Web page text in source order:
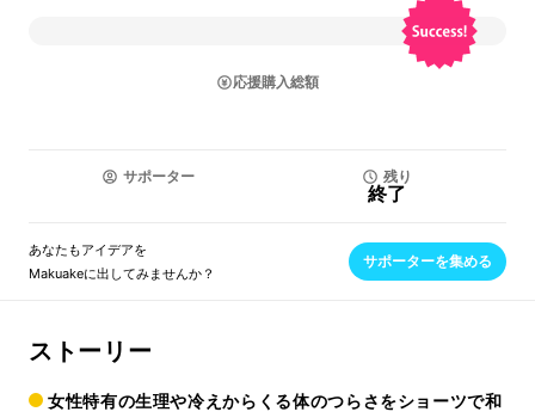
応援購入総額
サポーター 残り
終了
あなたもアイデアを
Makuakeに出してみませんか？
サポーターを集める
ストーリー
女性特有の生理や冷えからくる体のつらさをショーツで和